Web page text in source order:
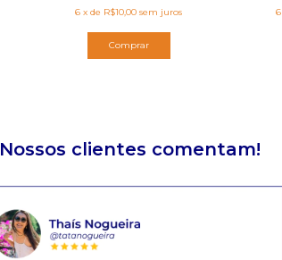
6 xde R$10,00 sem juros
Comprar
6
Nossos clientes comentam!